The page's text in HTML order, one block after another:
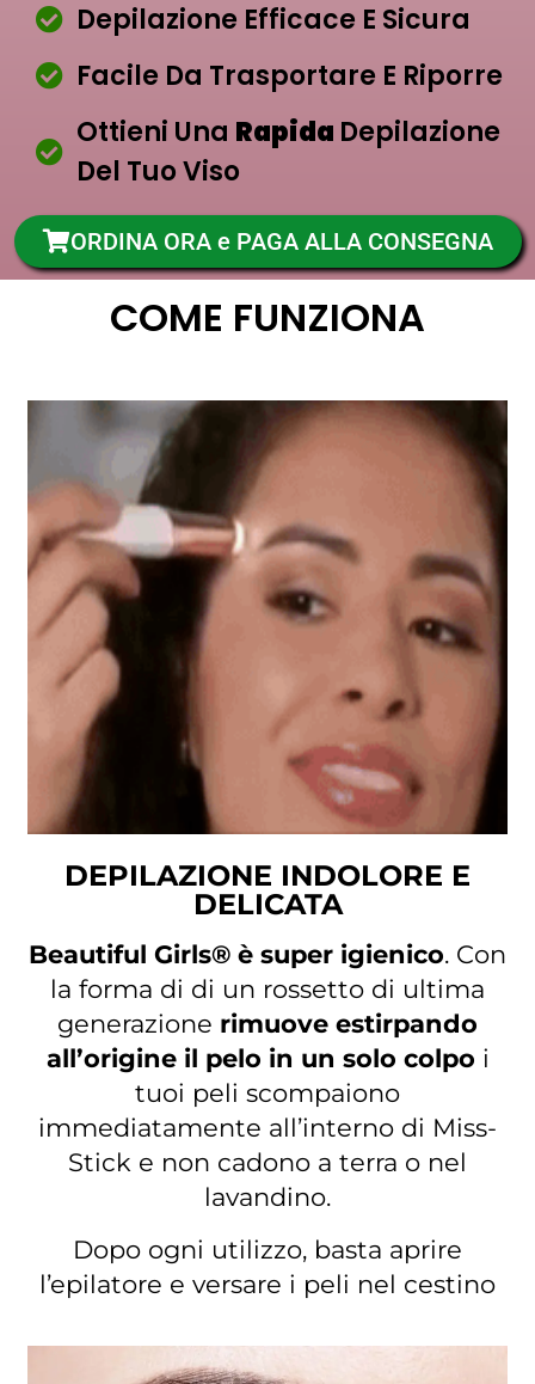
Depilazione Efficace E Sicura
Facile Da Trasportare E Riporre
Ottieni Una Rapida Depilazione
Del Tuo Viso
ORDINA ORA e PAGA ALLA CONSEGNA
COME FUNZIONA
DEPILAZIONE INDOLORE E
DELICATA
Beautiful Girls® è super igienico. Con
la forma di di un rossetto di ultima
generazione rimuove estirpando
all’origine il pelo in un solo colpo i
tuoi peli scompaiono
immediatamente all’interno di Miss-
Stick e non cadono a terra o nel
lavandino.
Dopo ogni utilizzo, basta aprire
l’epilatore e versare i peli nel cestino